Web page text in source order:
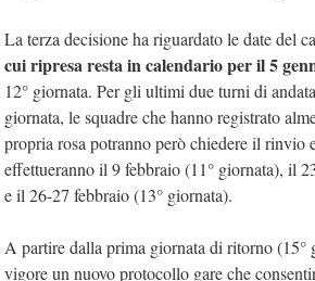
La terza decisione ha riguardato le date del
cui ripresa resta in calendario per il 5
12° giornata. Per gli ultimi due turni di
giornata, le squadre che hanno registrato
propria rosa potranno però chiedere il rinvio
effettueranno il 9 febbraio (11° giornata), il
e il 26-27 febbraio (13° giornata).
A partire dalla prima giornata di ritorno (15°
vigore un nuovo protocollo gare che